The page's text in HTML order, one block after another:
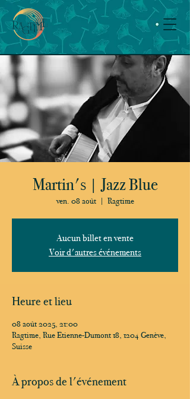
Martin's | Jazz Blue
ven. 08 août
  |
Ragtime
Aucun billet en vente
Voir d'autres événements
Heure et lieu
08 août 2025, 21:00
Ragtime, Rue Etienne-Dumont 18, 1204 Genève,
Suisse
À propos de l'événement